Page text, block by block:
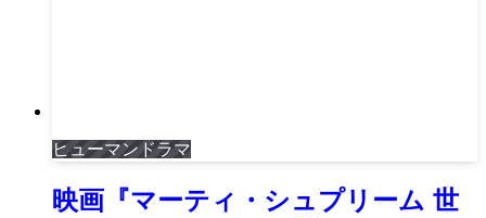
ヒューマンドラマ
映画『マーティ・シュプリーム 世